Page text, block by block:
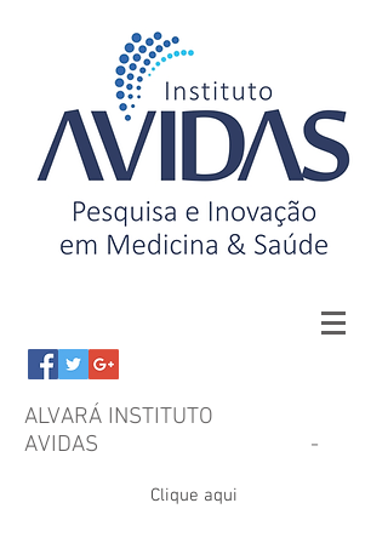
ALVARÁ INSTITUTO
AVIDAS -
Clique aqui